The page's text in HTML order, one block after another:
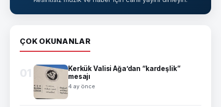
ÇOK OKUNANLAR
01
Kerkük Valisi Ağa’dan “kardeşlik”
mesajı
4 ay önce